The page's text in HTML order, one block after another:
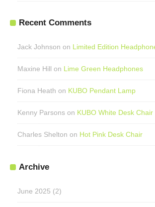
Recent Comments
Jack Johnson on Limited Edition
Maxine Hill on Lime Green Headphones
Fiona Heath on KUBO Pendant Lamp
Kenny Parsons on KUBO White Desk Chair
Charles Shelton on Hot Pink Desk Chair
Archive
June 2025 (2)